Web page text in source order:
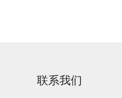
联系我们